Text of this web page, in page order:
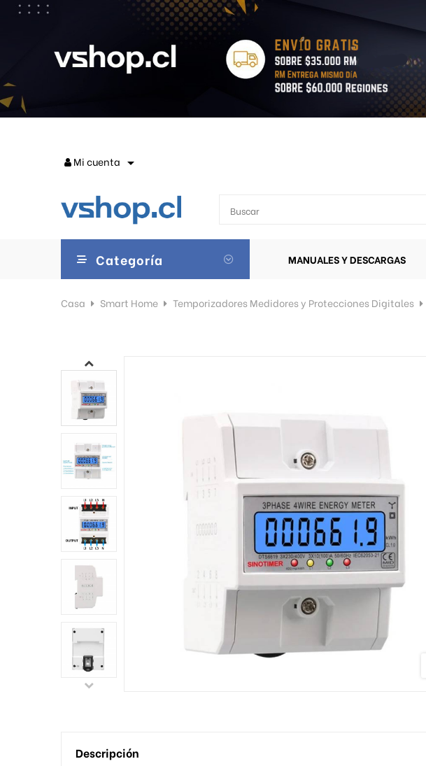
Mi cuenta 
Categoría MANUALES Y DESCARGAS
Casa Smart Home Temporizadores Medidores y Protecciones Digitales
Descripción